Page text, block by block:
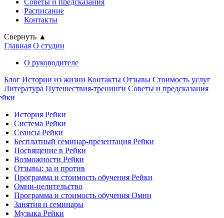
Советы и предсказания
Расписание
Контакты
Свернуть ▲
Главная О студии
О руководителе
Блог Истории из жизни Контакты Отзывы Стоимость услуг
Литература Путешествия-тренинги Советы и предсказания
История Рейки
Система Рейки
Сеансы Рейки
Бесплатный семинар-презентация Рейки
Посвящение в Рейки
Возможности Рейки
Отзывы: за и против
Программа и стоимость обучения Рейки
Омни-целительство
Программа и стоимость обучения Омни
Занятия и семинары
Музыка Рейки